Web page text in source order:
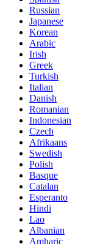
Russian
Japanese
Korean
Arabic
Irish
Greek
Turkish
Italian
Danish
Romanian
Indonesian
Czech
Afrikaans
Swedish
Polish
Basque
Catalan
Esperanto
Hindi
Lao
Albanian
Amharic